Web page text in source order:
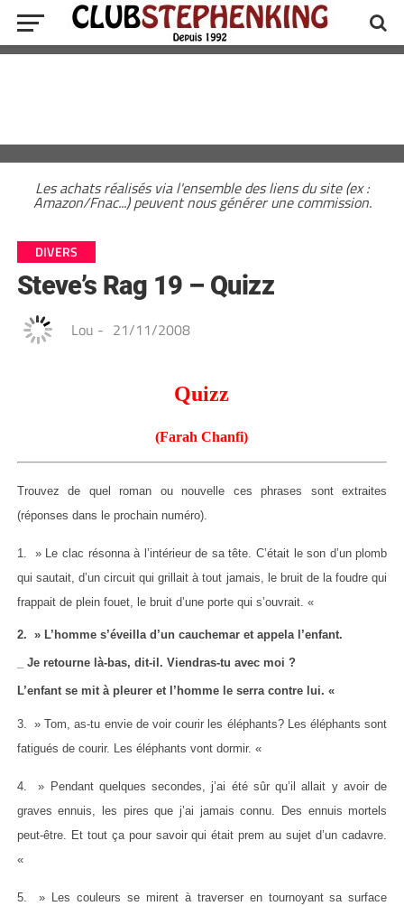
Les achats réalisés via l'ensemble des liens du site (ex :
Amazon/Fnac...) peuvent nous générer une commission.
DIVERS
Steve’s Rag 19 – Quizz
Lou - 21/11/2008
Quizz
(Farah Chanfi)
Trouvez de quel roman ou nouvelle ces phrases sont extraites
(réponses dans le prochain numéro).
1. » Le clac résonna à l’intérieur de sa tête. C’était le son d’un plomb
qui sautait, d’un circuit qui grillait à tout jamais, le bruit de la foudre qui
frappait de plein fouet, le bruit d’une porte qui s’ouvrait. «
2. » L’homme s’éveilla d’un cauchemar et appela l’enfant.
_ Je retourne là-bas, dit-il. Viendras-tu avec moi ?
L’enfant se mit à pleurer et l’homme le serra contre lui. «
3. » Tom, as-tu envie de voir courir les éléphants? Les éléphants sont
fatigués de courir. Les éléphants vont dormir. «
4. » Pendant quelques secondes, j’ai été sûr qu’il allait y avoir de
graves ennuis, les pires que j’ai jamais connu. Des ennuis mortels
peut-être. Et tout ça pour savoir qui était prem au sujet d’un cadavre.
«
5. » Les couleurs se mirent à traverser en tournoyant sa surface